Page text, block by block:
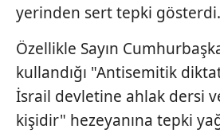
yerinden sert tepki gösterdi.
Özellikle Sayın
kullandığı "Antisemitik
İsrail devletine ahlak dersi
kişidir" hezeyanına tepki